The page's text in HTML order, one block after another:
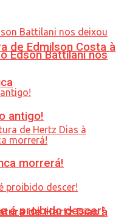
de Edmilson Costa à
de Hertz Dias à
Edson Battilani nos
antigo!
morrerá!
é proibido descer!